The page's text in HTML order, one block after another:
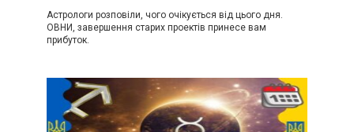
Астрологи розповіли, чого очікується від цього дня.
ОВНИ, завершення старих проектів принесе вам
прибуток.